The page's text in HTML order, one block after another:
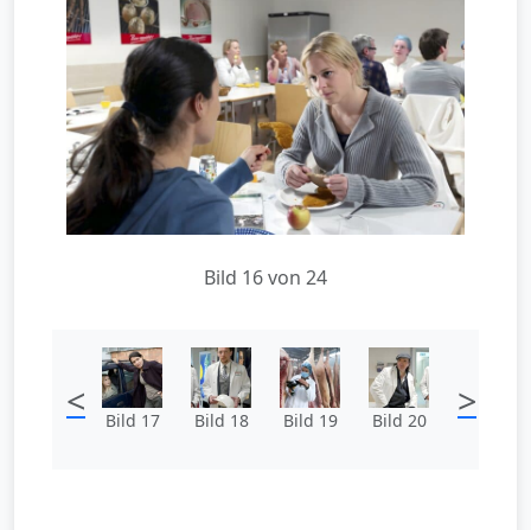
Bild 16 von 24
< Bild 17 Bild 18 Bild 19 Bild 20 >